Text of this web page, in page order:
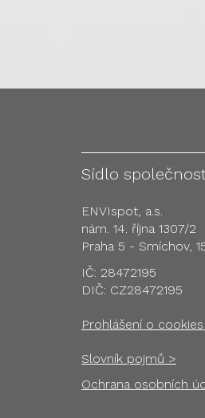
Sídlo
ENVIspot, a.s.
nám. 14. října 1307/2
Praha 5 - Smíchov,
IČ: 28472195
DIČ: CZ28472195
Prohlášení o
Slovník pojmů >
Ochrana osobních